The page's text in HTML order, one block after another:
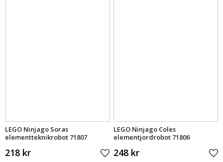
LEGO Ninjago Soras
elementteknikrobot 71807
218 kr
LEGO Ninjago Coles
elementjordrobot 71806
248 kr